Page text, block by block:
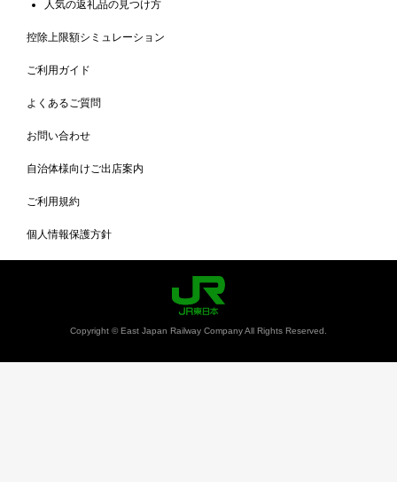
人気の返礼品の見つけ方
控除上限額シミュレーション
ご利用ガイド
よくあるご質問
お問い合わせ
自治体様向けご出店案内
ご利用規約
個人情報保護方針
Copyright © East Japan Railway Company All Rights Reserved.